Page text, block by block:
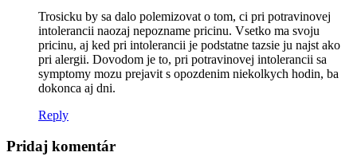
Trosicku by sa dalo polemizovat o tom, ci pri potravinovej
intolerancii naozaj nepozname pricinu. Vsetko ma svoju
pricinu, aj ked pri intolerancii je podstatne tazsie ju najst ako
pri alergii. Dovodom je to, pri potravinovej intolerancii sa
symptomy mozu prejavit s opozdenim niekolkych hodin, ba
dokonca aj dni.
Reply
Pridaj komentár